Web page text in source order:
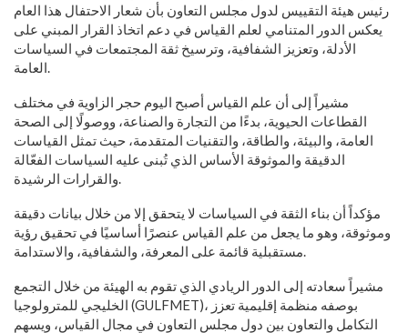
رئيس هيئة التقييس لدول مجلس التعاون بأن شعار الاحتفال هذا العام
يعكس الدور المتنامي لعلم القياس في دعم اتخاذ القرار المبني على
الأدلة، وتعزيز الشفافية، وترسيخ ثقة المجتمعات في السياسات
العامة.
مشيراً إلى أن علم القياس أصبح اليوم حجر الزاوية في مختلف
القطاعات الحيوية، بدءًا من التجارة والصناعة، ووصولًا إلى الصحة
العامة، والبيئة، والطاقة، والتقنيات المتقدمة، حيث تمثل القياسات
الدقيقة والموثوقة الأساس الذي تُبنى عليه السياسات الفعّالة
والقرارات الرشيدة.
مؤكداً أن بناء الثقة في السياسات لا يتحقق إلا من خلال بيانات دقيقة
وموثوقة، وهو ما يجعل من علم القياس عنصرًا أساسيًا في تحقيق رؤية
مستقبلية قائمة على المعرفة، والشفافية، والاستدامة.
مشيراً سعادته إلى الدور الريادي الذي تقوم به الهيئة من خلال التجمع
الخليجي للمترولوجيا (GULFMET)، بوصفه منظمة إقليمية تعزز
التكامل والتعاون بين دول مجلس التعاون في مجال القياس، ويسهم